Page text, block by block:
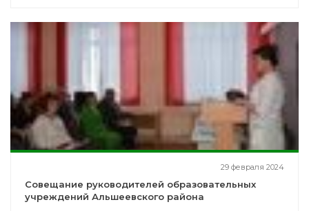
29 февраля 2024
Совещание руководителей образовательных
учреждений Альшеевского района